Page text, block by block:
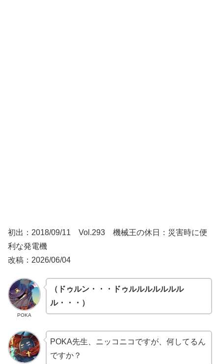
初出：2018/09/11 Vol.293 機械王の休日：災害時に便
利な発電機
改稿：2026/06/04
POKA
（ドゥルン・・・ドゥルルルルルルル
ル・・・）
POKA先生、ニッコニコですが、何してるん
ですか？